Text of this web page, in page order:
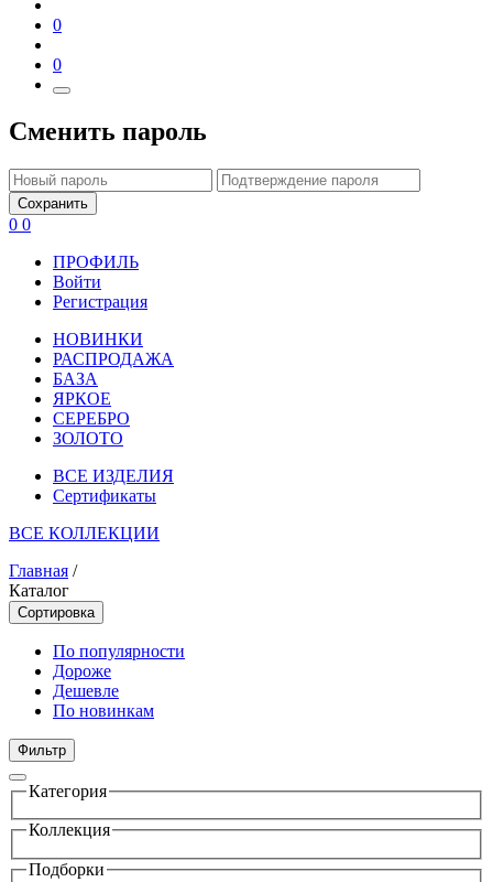
0
0
Сменить пароль
Сохранить
0 0
ПРОФИЛЬ
Войти
Регистрация
НОВИНКИ
РАСПРОДАЖА
БАЗА
ЯРКОЕ
СЕРЕБРО
ЗОЛОТО
ВСЕ ИЗДЕЛИЯ
Сертификаты
ВСЕ КОЛЛЕКЦИИ
Главная /
Каталог
Сортировка
По популярности
Дороже
Дешевле
По новинкам
Фильтр
Категория
Коллекция
Подборки